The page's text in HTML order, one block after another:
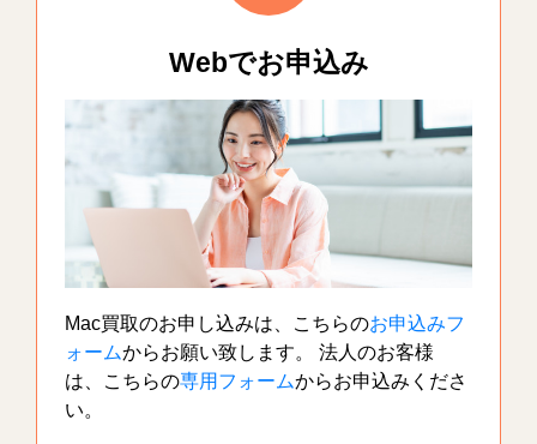
Webでお申込み
Mac買取のお申し込みは、こちらのお申込みフ
ォームからお願い致します。 法人のお客様
は、こちらの専用フォームからお申込みくださ
い。